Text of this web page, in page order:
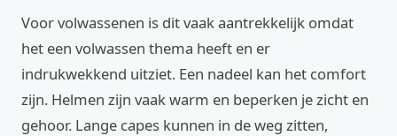
Voor volwassenen is dit vaak aantrekkelijk omdat
het een volwassen thema heeft en er
indrukwekkend uitziet. Een nadeel kan het comfort
zijn. Helmen zijn vaak warm en beperken je zicht en
gehoor. Lange capes kunnen in de weg zitten,